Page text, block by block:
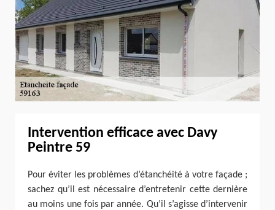
Intervention efficace avec Davy
Peintre 59
Pour éviter les problèmes d’étanchéité à votre façade ;
sachez qu’il est nécessaire d’entretenir cette dernière
au moins une fois par année. Qu’il s’agisse d’intervenir